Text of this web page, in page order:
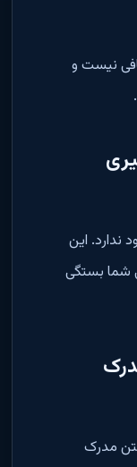
نیست و
.
ندارد. این
شما بستگی
مدرک